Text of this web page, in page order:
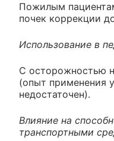
Пожилым
почек коррекции
Использование в
С осторожностью
(опыт применения
недостаточен).
Влияние на
транспортными